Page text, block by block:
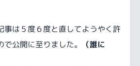
事は５度６度と直してようやく許
公開に至りました。
（誰に